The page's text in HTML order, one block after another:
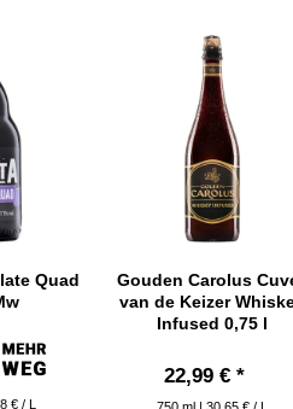
Quad
€ / L
Gouden Carolus
van de Keizer
Infused 0,75 l
22,99 € *
750 ml | 30,65 € / L